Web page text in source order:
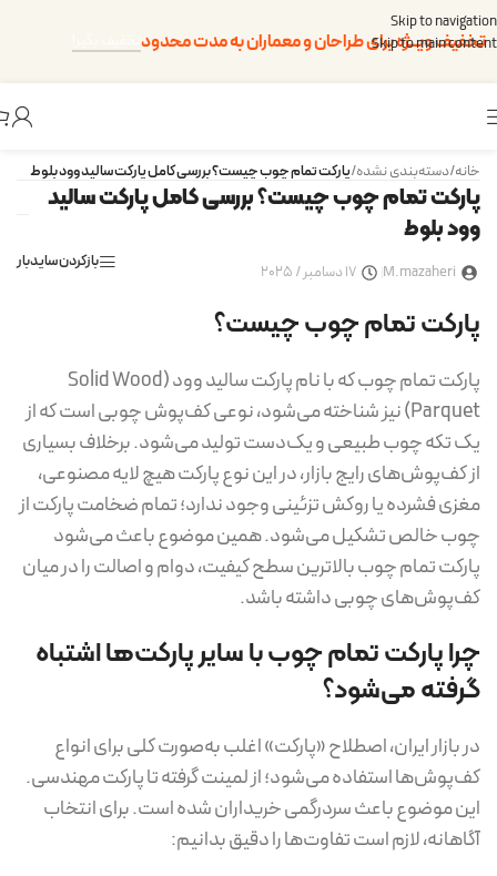
Skip to navigation
Skip to main content
تخفیف ویــژه برای طراحان و معماران به مدت محدود
پارکت تمام چوب چیست؟ بررسی کامل پارکت سالید
وود بلوط
M.mazaheri 17 دسامبر / 2025 بازکردن سایدبار
خانه/دسته‌بندی نشده/پارکت تمام چوب چیست؟ بررسی کامل پارکت سالید وود بلوط
پارکت تمام چوب چیست؟
پارکت تمام چوب که با نام پارکت سالید وود (Solid Wood
Parquet) نیز شناخته می‌شود، نوعی کف‌پوش چوبی است که از
یک تکه چوب طبیعی و یک‌دست تولید می‌شود. برخلاف بسیاری
از کف‌پوش‌های رایج بازار، در این نوع پارکت هیچ لایه مصنوعی،
مغزی فشرده یا روکش تزئینی وجود ندارد؛ تمام ضخامت پارکت از
چوب خالص تشکیل می‌شود. همین موضوع باعث می‌شود
پارکت تمام چوب بالاترین سطح کیفیت، دوام و اصالت را در میان
کف‌پوش‌های چوبی داشته باشد.
چرا پارکت تمام چوب با سایر پارکت‌ها اشتباه
گرفته می‌شود؟
در بازار ایران، اصطلاح «پارکت» اغلب به‌صورت کلی برای انواع
کف‌پوش‌ها استفاده می‌شود؛ از لمینت گرفته تا پارکت مهندسی.
این موضوع باعث سردرگمی خریداران شده است. برای انتخاب
آگاهانه، لازم است تفاوت‌ها را دقیق بدانیم: